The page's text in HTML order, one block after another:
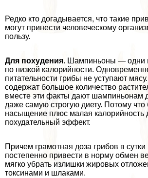
Редко кто догадывается, что такие
могут принести человеческому
пользу.
Для похудения. Шампиньоны — одни
по низкой калорийности.
питательности грибы не уступают
содержат большое количество
вместе эти факты дают шампиньонам
даже самую строгую диету. Потому что
насыщение плюс малая калорийность
похудательный эффект.
Причем грамотная доза грибов в сутки
постепенно привести в норму обмен
мягко убрать излишки жировых
токсинами и шлаками.